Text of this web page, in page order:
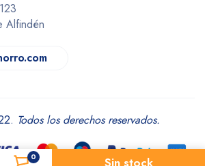
Alfindén
Todos los derechos reservados.
0 Sin stock